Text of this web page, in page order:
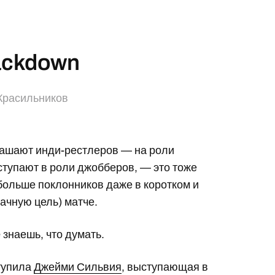
инди-рестлеров — на роли
в роли джобберов, — это тоже
поклонников даже в коротком и
цель) матче.
что думать.
Джейми Сильвия, выступающая в